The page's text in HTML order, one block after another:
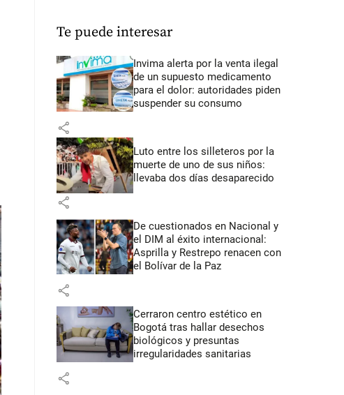
Te puede interesar
Invima alerta por la venta ilegal
de un supuesto medicamento
para el dolor: autoridades piden
suspender su consumo
share
Luto entre los silleteros por la
muerte de uno de sus niños:
llevaba dos días desaparecido
share
De cuestionados en Nacional y
el DIM al éxito internacional:
Asprilla y Restrepo renacen con
el Bolívar de la Paz
share
Cerraron centro estético en
Bogotá tras hallar desechos
biológicos y presuntas
irregularidades sanitarias
share